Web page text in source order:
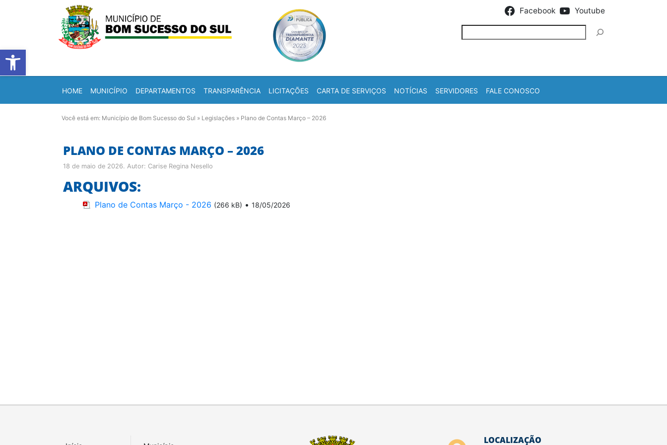
Barra de Ferramentas Aberta
Facebook Youtube
HOME MUNICÍPIO DEPARTAMENTOS TRANSPARÊNCIA LICITAÇÕES CARTA DE SERVIÇOS NOTÍCIAS SERVIDORES FALE CONOSCO
Você está em: Município de Bom Sucesso do Sul » Legislações » Plano de Contas Março – 2026
PLANO DE CONTAS MARÇO – 2026
18 de maio de 2026. Autor: Carise Regina Nesello
ARQUIVOS:
Plano de Contas Março - 2026 (266 kB) • 18/05/2026
LOCALIZAÇÃO